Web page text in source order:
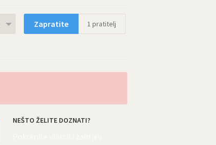
Zapratite 1 pratitelj
NEŠTO ŽELITE DOZNATI?